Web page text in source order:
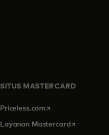
SITUS MASTERCARD
Priceless.com opens in a new tab
Layanan Mastercardopens in a